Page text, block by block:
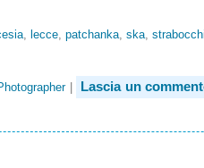
lecce patchanka ska
| Lascia un